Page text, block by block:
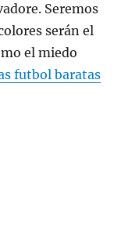
Seremos
serán el
el miedo
futbol baratas